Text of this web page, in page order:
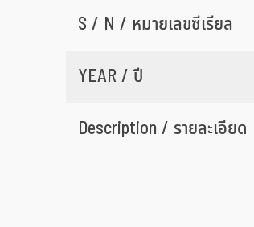
S / N / หมายเลขซีเรียล
YEAR / ปี
Description / รายละเอียด